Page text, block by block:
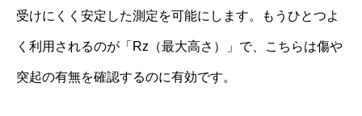
受けにくく安定した測定を可能にします。もうひとつよ
く利用されるのが「Rz（最大高さ）」で、こちらは傷や
突起の有無を確認するのに有効です。